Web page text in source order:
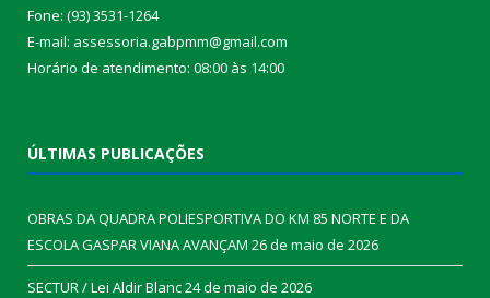
Fone: (93) 3531-1264
E-mail: assessoria.gabpmm@gmail.com
Horário de atendimento: 08:00 às 14:00
ÚLTIMAS PUBLICAÇÕES
OBRAS DA QUADRA POLIESPORTIVA DO KM 85 NORTE E DA
ESCOLA GASPAR VIANA AVANÇAM 26 de maio de 2026
SECTUR / Lei Aldir Blanc24 de maio de 2026